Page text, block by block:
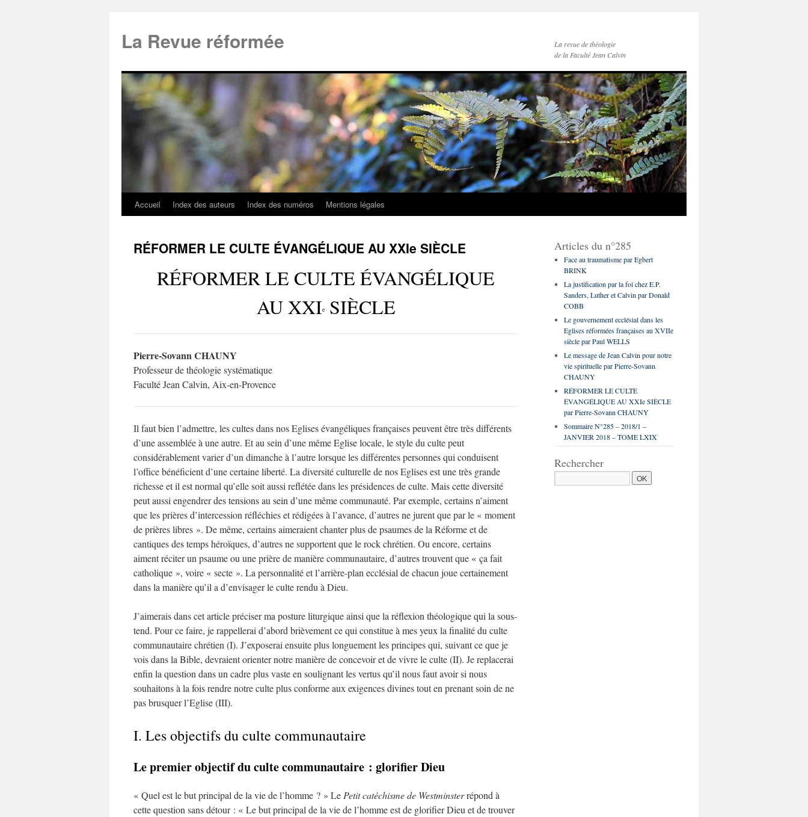
La Revue réformée
La revue de théologie
de la Faculté Jean Calvin
Accueil Index des auteurs Index des numéros Mentions légales
RÉFORMER LE CULTE ÉVANGÉLIQUE AU XXIe SIÈCLE
RÉFORMER LE CULTE ÉVANGÉLIQUE
AUXXIeSIÈCLE
Pierre-Sovann CHAUNY
Professeur de théologie systématique
Faculté Jean Calvin, Aix-en-Provence
Il faut bien l’admettre, les cultes dans nos Eglises évangéliques françaises peuvent être très différents
d’une assemblée à une autre. Et au sein d’une même Eglise locale, le style du culte peut
considérablement varier d’un dimanche à l’autre lorsque les différentes personnes qui conduisent
l’office bénéficient d’une certaine liberté. La diversité culturelle de nos Eglises est une très grande
richesse et il est normal qu’elle soit aussi reflétée dans les présidences de culte. Mais cette diversité
peut aussi engendrer des tensions au sein d’une même communauté. Par exemple, certains n’aiment
que les prières d’intercession réfléchies et rédigées à l’avance, d’autres ne jurent que par le « moment
de prières libres ». De même, certains aimeraient chanter plus de psaumes de la Réforme et de
cantiques des temps héroïques, d’autres ne supportent que le rock chrétien. Ou encore, certains
aiment réciter un psaume ou une prière de manière communautaire, d’autres trouvent que « ça fait
catholique », voire « secte ». La personnalité et l’arrière-plan ecclésial de chacun joue certainement
dans la manière qu’il a d’envisager le culte rendu à Dieu.
J’aimerais dans cet article préciser ma posture liturgique ainsi que la réflexion théologique qui la sous-
tend. Pour ce faire, je rappellerai d’abord brièvement ce qui constitue à mes yeux la finalité du culte
communautaire chrétien (I). J’exposerai ensuite plus longuement les principes qui, suivant ce que je
vois dans la Bible, devraient orienter notre manière de concevoir et de vivre le culte (II). Je replacerai
enfin la question dans un cadre plus vaste en soulignant les vertus qu’il nous faut avoir si nous
souhaitons à la fois rendre notre culte plus conforme aux exigences divines tout en prenant soin de ne
pas brusquer l’Eglise (III).
I. Les objectifs du culte communautaire
Le premier objectif du culte communautaire : glorifier Dieu
« Quel est le but principal de la vie de l’homme ? » Le Petit catéchisme de Westminsterrépond à
cette question sans détour : « Le but principal de la vie de l’homme est de glorifier Dieu et de trouver
Articles du n°285
Face au traumatisme par Egbert
BRINK
La justification par la foi chez E.P.
Sanders, Luther et Calvin par Donald
COBB
Le gouvernement ecclésial dans les
Eglises réformées françaises au XVIIe
siècle par Paul WELLS
Le message de Jean Calvin pour notre
vie spirituelle par Pierre-Sovann
CHAUNY
RÉFORMER LE CULTE
ÉVANGÉLIQUE AU XXIe SIÈCLE
par Pierre-Sovann CHAUNY
Sommaire N°285 – 2018/1 –
JANVIER 2018 – TOME LXIX
Rechercher